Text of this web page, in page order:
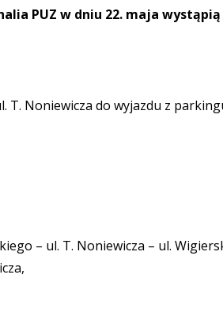
PUZ w dniu 22. maja wystąpią
T. Noniewicza do wyjazdu z
– ul. T. Noniewicza – ul.